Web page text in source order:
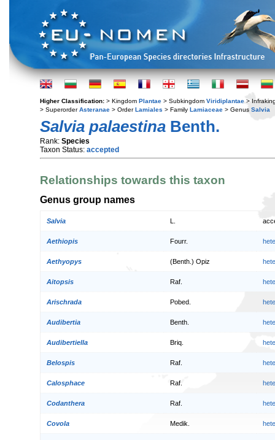
Higher Classification: > Kingdom Plantae > Subkingdom Viridiplantae >
> SuperorderAsteranae > OrderLamiales > Family Lamiaceae > Genus Salvia
Salvia palaestina Benth.
Rank: Species
Taxon Status: accepted
Relationships towards this taxon
Genus group names
Salvia
Aethiopis Fourr.
Aethyopys (Benth.) Opiz
Aitopsis Raf.
Arischrada Pobed.
Audibertia Benth.
Audibertiella Briq.
Belospis Raf.
Calosphace Raf.
Codanthera Raf.
Covola Medik.